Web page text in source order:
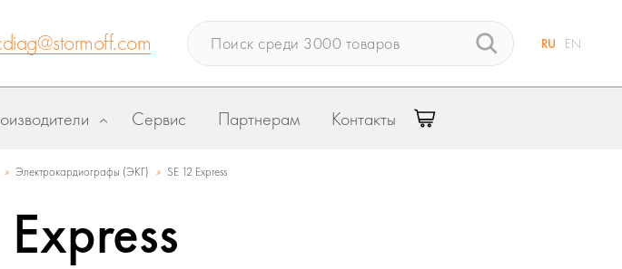
RU EN
Сервис Партнерам Контакты
» Электрокардиографы (ЭКГ) » SE 12 Express